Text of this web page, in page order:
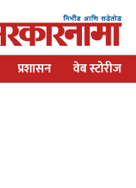
प्रशासन वेब स्टोरीज